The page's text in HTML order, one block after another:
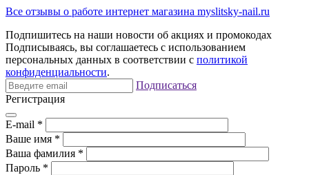
Все отзывы о работе интернет магазина myslitsky-nail.ru
Подпишитесь на наши новости об акциях и промокодах
Подписываясь, вы соглашаетесь с использованием
персональных данных в соответствии с политикой
конфиденциальности.
Подписаться
Регистрация
E-mail *
Ваше имя *
Ваша фамилия *
Пароль *